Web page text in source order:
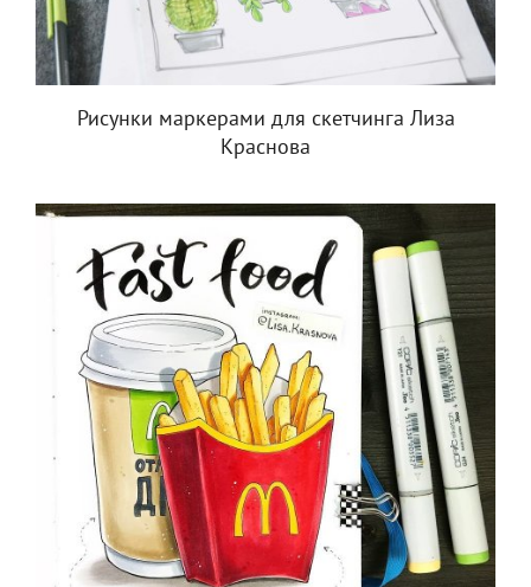
Рисунки маркерами для скетчинга Лиза
Краснова